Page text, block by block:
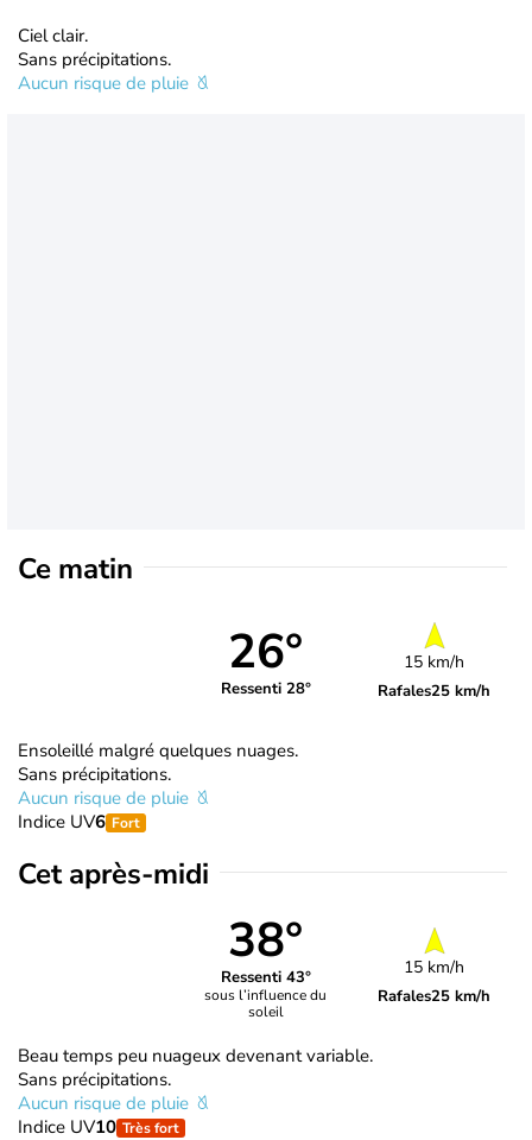
Ciel clair.
Sans précipitations.
Aucun risque de pluie
Ce matin
26°
Ressenti 28°
15 km/h
Rafales25 km/h
Ensoleillé malgré quelques nuages.
Sans précipitations.
Aucun risque de pluie
Indice UV6 Fort
Cet après-midi
38°
Ressenti 43°
sous l’influence du
soleil
15 km/h
Rafales25 km/h
Beau temps peu nuageux devenant variable.
Sans précipitations.
Aucun risque de pluie
Indice UV10 Très fort